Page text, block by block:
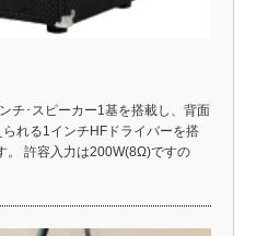
チ･スピーカー1基を搭載し、背面
れる1インチHFドライバーを搭
。 許容入力は200W(8Ω)ですの